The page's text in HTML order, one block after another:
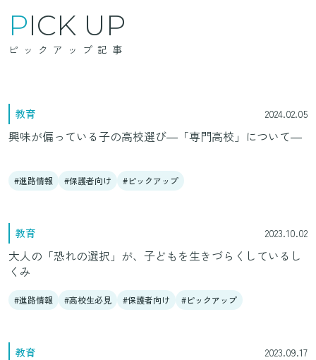
PICK UP
ピックアップ記事
教育 2024.02.05
興味が偏っている子の高校選び―「専門高校」について―
進路情報 保護者向け ピックアップ
教育 2023.10.02
大人の「恐れの選択」が、子どもを生きづらくしているし
くみ
進路情報 高校生必見 保護者向け ピックアップ
教育 2023.09.17